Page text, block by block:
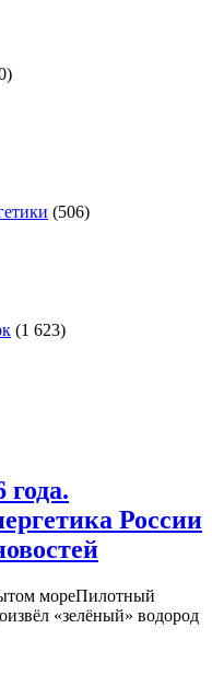
(506)
(1 623)
года.
России
мореПилотный
«зелёный» водород